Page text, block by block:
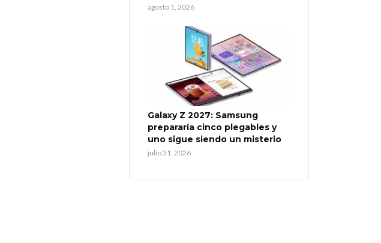
agosto 1, 2026
Galaxy Z 2027: Samsung
prepararía cinco plegables y
uno sigue siendo un misterio
julio 31, 2026